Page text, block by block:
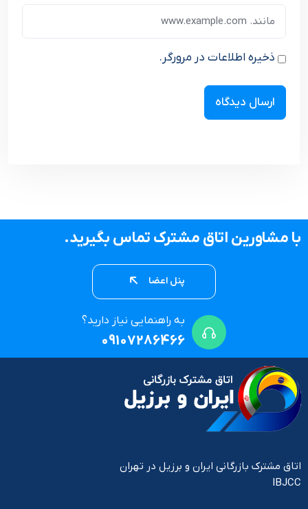
ذخیره اطلاعات در مرورگر.
با مشاورین اتاق مشترک تماس بگیرید.
پنل اعضا
به راهنمایی نیاز دارید؟
09107286466
اتاق مشترک بازرگانی ایران و برزیل در تهران
IBJCC